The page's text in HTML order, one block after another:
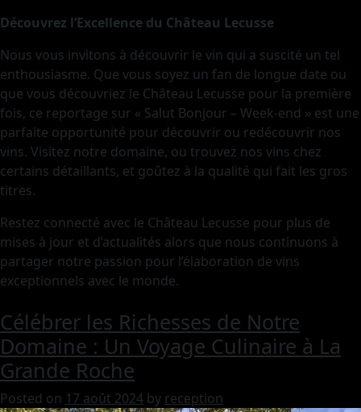
Découvrez l’Excellence du Château Lecusse
Nous vous invitons à découvrir le vin qui a suscité un tel
enthousiasme. Que vous soyez un fan de longue date ou
que vous découvriez le Château Lecusse pour la première
fois, ce reportage sur « Salut Bonjour – Week-end » est une
parfaite opportunité pour découvrir ou redécouvrir nos
vins. Visitez notre domaine, ou trouvez nos vins chez
certains détaillants, et goûtez à la qualité qui fait les gros
titres.
Restez connecté avec le Château Lecusse pour plus de
mises à jour et d’actualités alors que nous continuons à
partager notre passion pour l’élaboration de vins
exceptionnels avec le monde.
Célébrer les Richesses de Notre
Domaine : Un Voyage Culinaire à La
Grande Roche
Posted on 17 août 2024 by reception